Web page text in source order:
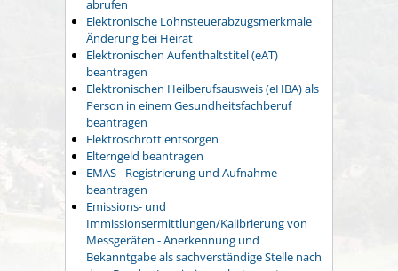
abrufen
Elektronische Lohnsteuerabzugsmerkmale
Änderung bei Heirat
Elektronischen Aufenthaltstitel (eAT)
beantragen
Elektronischen Heilberufsausweis (eHBA) als
Person in einem Gesundheitsfachberuf
beantragen
Elektroschrott entsorgen
Elterngeld beantragen
EMAS - Registrierung und Aufnahme
beantragen
Emissions- und
Immissionsermittlungen/Kalibrierung von
Messgeräten - Anerkennung und
Bekanntgabe als sachverständige Stelle nach